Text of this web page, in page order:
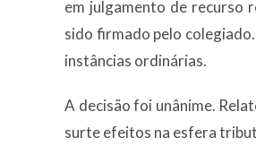
em julgamento de recurso
sido firmado pelo
instâncias ordinárias.
A decisão foi unânime.
surte efeitos na esfera